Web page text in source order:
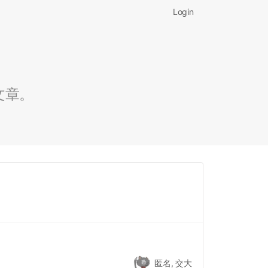
Login
。
匿名, 交大